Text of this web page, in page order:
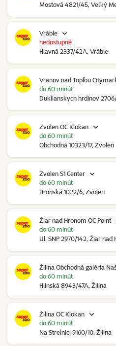
Mostová 4821/45, Veľký
Vráble
Hlavná 2337/42A, Vráble
nedostupné
Vranov nad Topľou
Duklianskych hrdinov
do 60 minút
Zvolen OC Klokan
Obchodná 10323/17, Zvolen
do 60 minút
Zvolen S1 Center
Hronská 1022/6, Zvolen
do 60 minút
Žiar nad Hronom OC Point
Ul. SNP 2970/142, Žiar nad
do 60 minút
Žilina Obchodná galéria
Hlinská 8943/47A, Žilina
do 60 minút
Žilina OC Klokan
Na Strelnici 9160/10, Žilina
do 60 minút